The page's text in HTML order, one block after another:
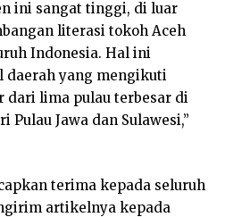
ini sangat tinggi, di luar
literasi tokoh Aceh
Indonesia. Hal ini
daerah yang mengikuti
dari lima pulau terbesar di
Jawa dan Sulawesi,”
terima kepada seluruh
artikelnya kepada